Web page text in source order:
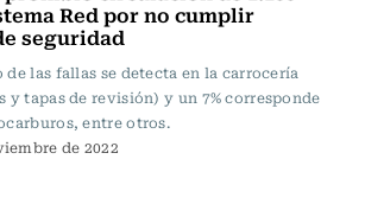
Red por no cumplir
seguridad
de las fallas se detecta en la carrocería
y tapas de revisión) y un 7% corresponde
entre otros.
de 2022